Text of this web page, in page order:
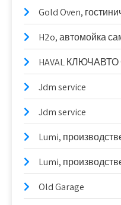
Gold Oven,
H2o, автомойка
HAVAL КЛЮЧАВТО
Jdm service
Jdm service
Lumi,
Lumi,
Old Garage